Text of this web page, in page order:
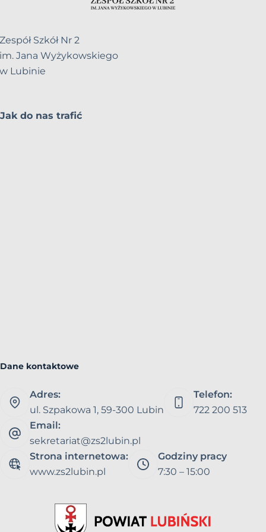
Zespół Szkół Nr 2
im. Jana Wyżykowskiego
w Lubinie
Jak do nas trafić
Dane kontaktowe
Adres:
ul. Szpakowa 1, 59-300 Lubin
Telefon:
722 200 513
Email:
sekretariat@zs2lubin.pl
Strona internetowa:
www.zs2lubin.pl
Godziny pracy
7:30 – 15:00